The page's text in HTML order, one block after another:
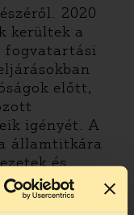
2020
kerültek a
fogvatartási
előtt,
igényét. A
államtitkára
és
a
és a